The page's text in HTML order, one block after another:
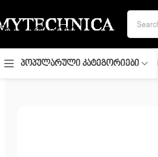
Skip to main content
Პოპულარული Კატეგორიები